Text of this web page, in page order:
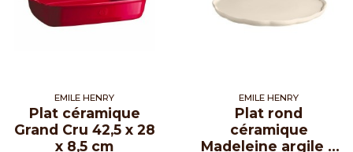
EMILE HENRY
Plat céramique
Grand Cru 42,5 x 28
x 8,5 cm
EMILE HENRY
Plat rond
céramique
Madeleine argile ø